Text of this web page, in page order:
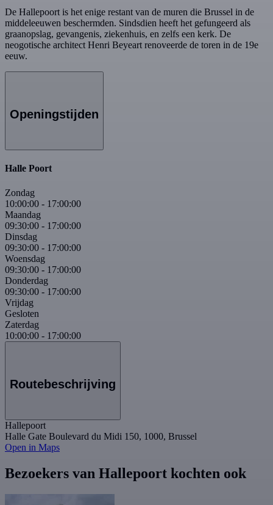
De Hallepoort is het enige restant van de muren die Brussel in de
middeleeuwen beschermden. Sindsdien heeft het gefungeerd als
graanopslag, gevangenis, ziekenhuis, en zelfs een kerk. De
neogotische architect Henri Beyeart renoveerde de toren in de 19e
eeuw.
Openingstijden
Halle Poort
Zondag
10:00:00 - 17:00:00
Maandag
09:30:00 - 17:00:00
Dinsdag
09:30:00 - 17:00:00
Woensdag
09:30:00 - 17:00:00
Donderdag
09:30:00 - 17:00:00
Vrijdag
Gesloten
Zaterdag
10:00:00 - 17:00:00
Routebeschrijving
Hallepoort
Halle Gate Boulevard du Midi 150, 1000, Brussel
Open in Maps
Bezoekers van Hallepoort kochten ook